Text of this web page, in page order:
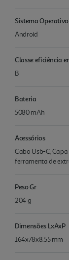
Sistema Operativo
Android
Classe eficiência
B
Bateria
5080 mAh
Acessórios
Cabo Usb-C,
ferramenta de
Peso Gr
204 g
Dimensões LxAxP
164x78x8.55 mm